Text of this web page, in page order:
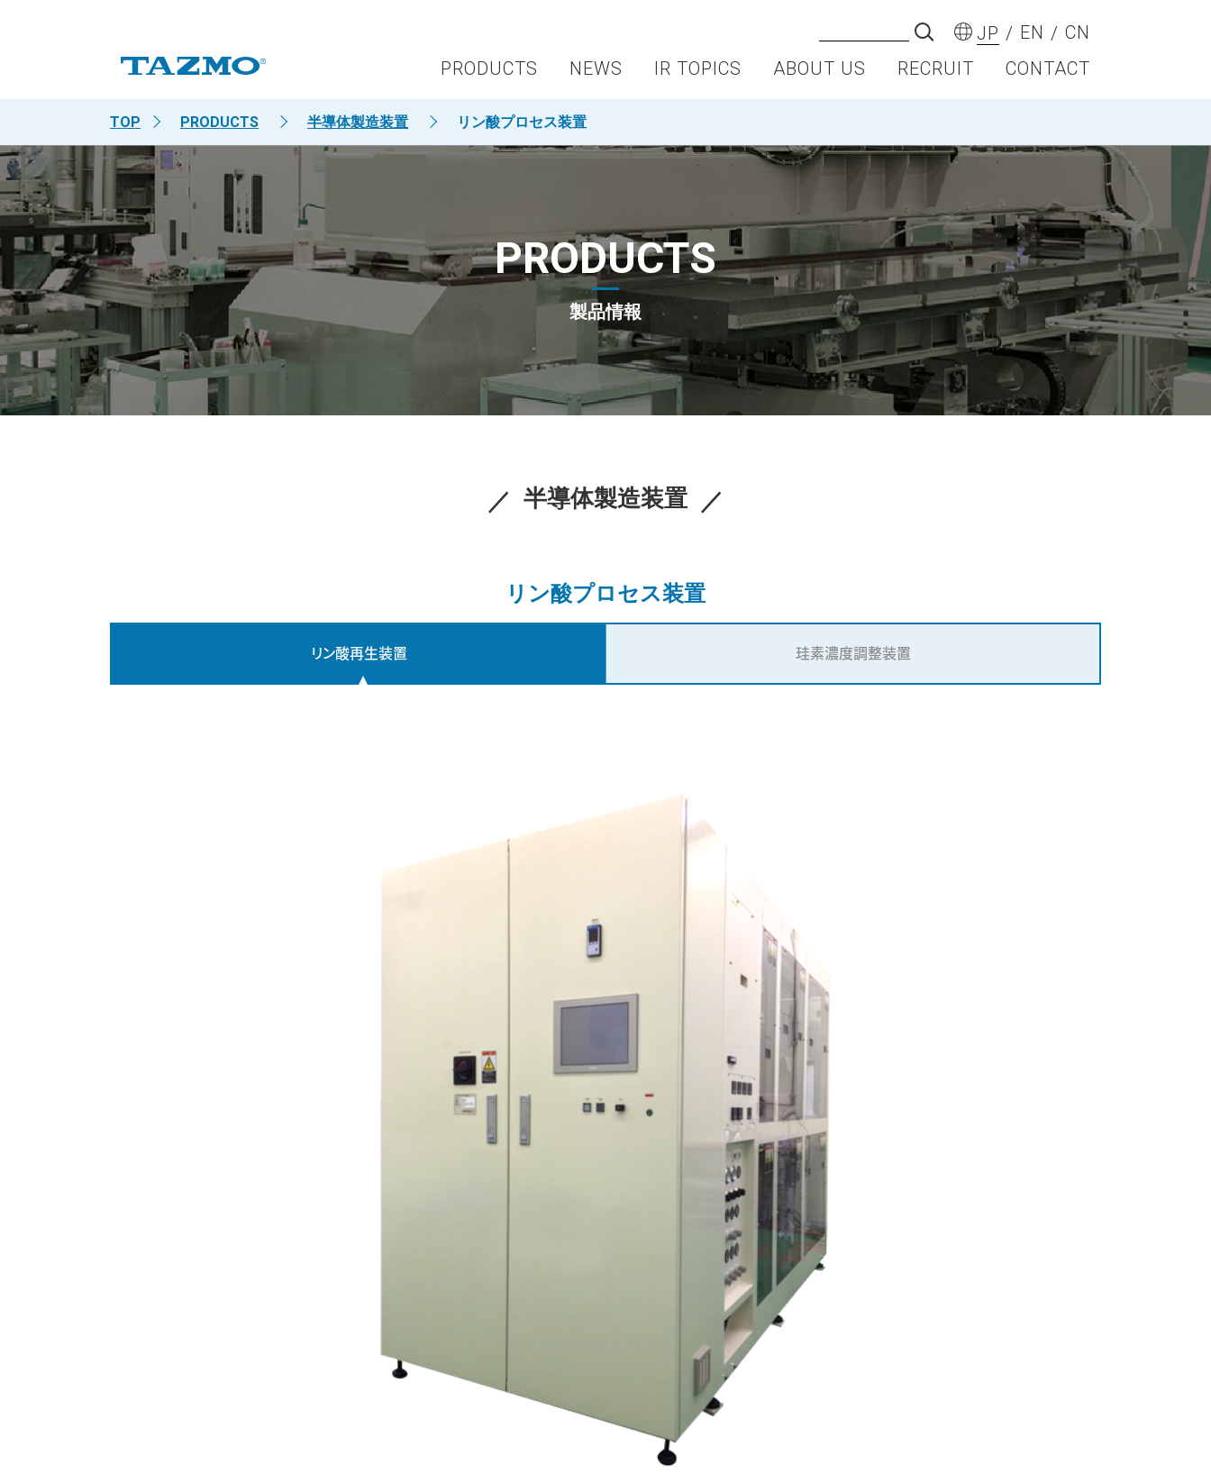
JP EN
CN
PRODUCTS
NEWS IR TOPICS ABOUT US RECRUIT CONTACT
TOP PRODUCTS 半導体製造装置 リン酸プロセス装置
PRODUCTS
製品情報
半導体製造装置
リン酸プロセス装置
リン酸再生装置 珪素濃度調整装置